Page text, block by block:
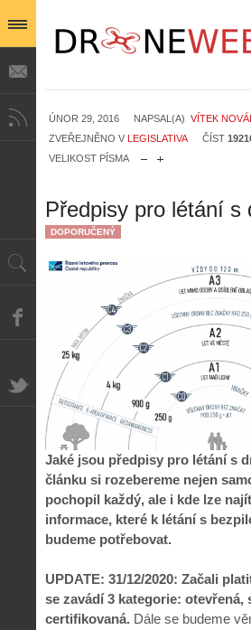
ÚNOR 29, 2016 NAPSAL(A) VÍTEK
ZVEŘEJNĚNO V LEGISLATIVA ČÍST
VELIKOST PÍSMA
Předpisy pro létání s
DOPORUČENÝ
Jaké jsou předpisy pro létání s
článku si rozebereme nejen
pochopil každý, ale i kde lze
informace, které k létání s
budeme potřebovat.
UPDATE: 31/12/2020: Začali
se zavádí 3 kategorie: otevřená,
certifikovaná. Dále se budeme